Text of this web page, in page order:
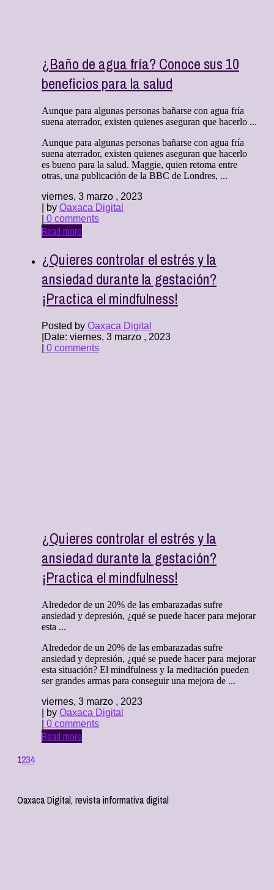
¿Baño de agua fría? Conoce sus 10
beneficios para la salud
Aunque para algunas personas bañarse con agua fría
suena aterrador, existen quienes aseguran que hacerlo ...
Aunque para algunas personas bañarse con agua fría
suena aterrador, existen quienes aseguran que hacerlo
es bueno para la salud. Maggie, quien retoma entre
otras, una publicación de la BBC de Londres, ...
viernes, 3 marzo , 2023
| by Oaxaca Digital
0 comments
Read more
¿Quieres controlar el estrés y la
ansiedad durante la gestación?
¡Practica el mindfulness!
Posted by Oaxaca Digital
Date: viernes, 3 marzo , 2023
0 comments
¿Quieres controlar el estrés y la
ansiedad durante la gestación?
¡Practica el mindfulness!
Alrededor de un 20% de las embarazadas sufre
ansiedad y depresión, ¿qué se puede hacer para mejorar
esta ...
Alrededor de un 20% de las embarazadas sufre
ansiedad y depresión, ¿qué se puede hacer para mejorar
esta situación? El mindfulness y la meditación pueden
ser grandes armas para conseguir una mejora de ...
viernes, 3 marzo , 2023
| by Oaxaca Digital
0 comments
Read more
1234
Oaxaca Digital, revista informativa digital